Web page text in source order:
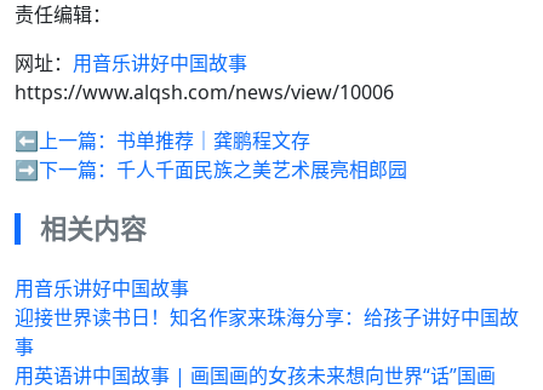
责任编辑：
网址： 用音乐讲好中国故事
https://www.alqsh.com/news/view/10006
⬅️上一篇： 书单推荐｜龚鹏程文存
➡️下一篇： 千人千面民族之美艺术展亮相郎园
相关内容
用音乐讲好中国故事
迎接世界读书日！知名作家来珠海分享：给孩子讲好中国故
事
用英语讲中国故事 | 画国画的女孩未来想向世界“话”国画